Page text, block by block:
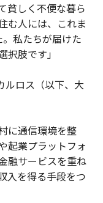
貧しく不便な暮ら
む人には、これま
私たちが届けた
肢です」
ルロス（以下、大
に通信環境を整
起業プラットフォ
融サービスを重ね
入を得る手段をつ